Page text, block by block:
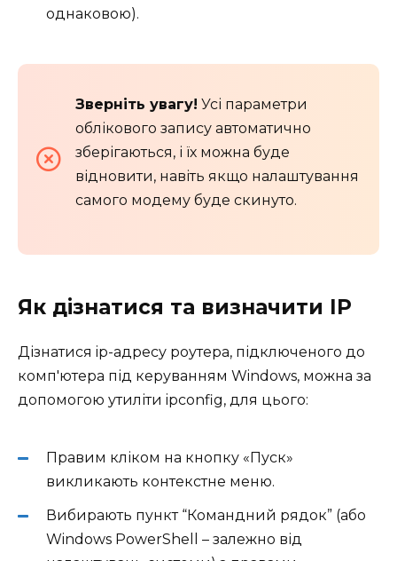
однаковою).
Зверніть увагу! Усі параметри
облікового запису автоматично
зберігаються, і їх можна буде
відновити, навіть якщо налаштування
самого модему буде скинуто.
Як дізнатися та визначити IP
Дізнатися ip-адресу роутера, підключеного до
комп'ютера під керуванням Windows, можна за
допомогою утиліти ipconfig, для цього:
Правим кліком на кнопку «Пуск»
викликають контекстне меню.
Вибирають пункт “Командний рядок” (або
Windows PowerShell – залежно від